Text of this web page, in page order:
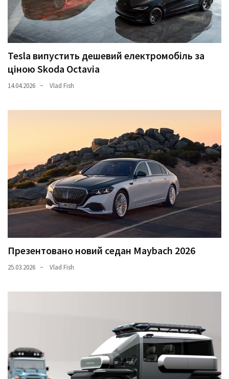
Tesla випустить дешевий електромобіль за
ціною Skoda Octavia
14.04.2026 Vlad Fish
Презентовано новий седан Maybach 2026
25.03.2026 Vlad Fish